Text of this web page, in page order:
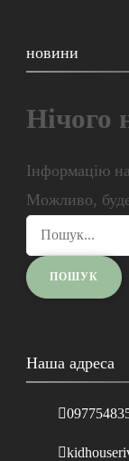
новини
Нічого
Інформацію
Можливо,
Наша адреса